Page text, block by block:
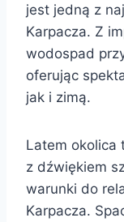
jest jedną z
Karpacza. Z
wodospad
oferując
jak i zimą.
Latem okolica
z dźwiękiem
warunki do
Karpacza.